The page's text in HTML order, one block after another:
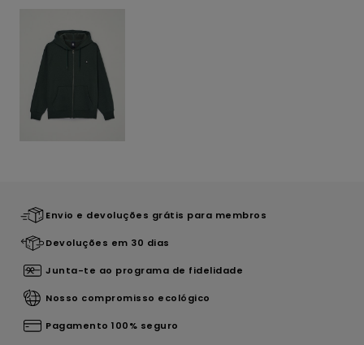
Envio e devoluções grátis para membros
Devoluções em 30 dias
Junta-te ao programa de fidelidade
Nosso compromisso ecológico
Pagamento 100% seguro